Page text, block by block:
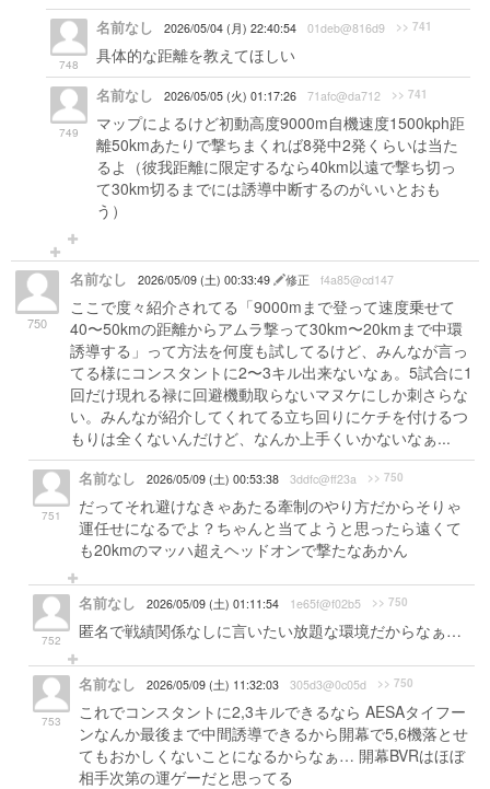
748
名前なし 2026/05/04 (月) 22:40:54 01deb@816d9 >> 741
具体的な距離を教えてほしい
749
名前なし 2026/05/05 (火) 01:17:26 71afc@da712 >> 741
マップによるけど初動高度9000m自機速度1500kph距
離50kmあたりで撃ちまくれば8発中2発くらいは当た
るよ（彼我距離に限定するなら40km以遠で撃ち切っ
て30km切るまでには誘導中断するのがいいとおも
う）
750
名前なし 2026/05/09 (土) 00:33:49 修正 f4a85@cd147
ここで度々紹介されてる「9000mまで登って速度乗せて
40〜50kmの距離からアムラ撃って30km〜20kmまで中環
誘導する」って方法を何度も試してるけど、みんなが言っ
てる様にコンスタントに2〜3キル出来ないなぁ。5試合に1
回だけ現れる禄に回避機動取らないマヌケにしか刺さらな
い。みんなが紹介してくれてる立ち回りにケチを付けるつ
もりは全くないんだけど、なんか上手くいかないなぁ...
751
名前なし 2026/05/09 (土) 00:53:38 3ddfc@ff23a >> 750
だってそれ避けなきゃあたる牽制のやり方だからそりゃ
運任せになるでよ？ちゃんと当てようと思ったら遠くて
も20kmのマッハ超えヘッドオンで撃たなあかん
752
名前なし 2026/05/09 (土) 01:11:54 1e65f@f02b5 >> 750
匿名で戦績関係なしに言いたい放題な環境だからなぁ…
753
名前なし 2026/05/09 (土) 11:32:03 305d3@0c05d >> 750
これでコンスタントに2,3キルできるなら AESAタイフー
ンなんか最後まで中間誘導できるから開幕で5,6機落とせ
てもおかしくないことになるからなぁ… 開幕BVRはほぼ
相手次第の運ゲーだと思ってる